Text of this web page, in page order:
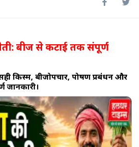
बीज से कटाई तक संपूर्ण
किस्म, बीजोपचार, पोषण प्रबंधन और
जानकारी।